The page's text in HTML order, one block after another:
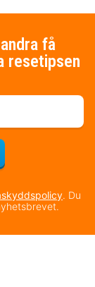
få
resetipsen
. Du